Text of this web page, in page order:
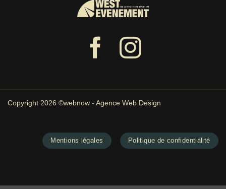
Copyright 2026 ©webnow - Agence Web Design
Mentions légales Politique de confidentialité